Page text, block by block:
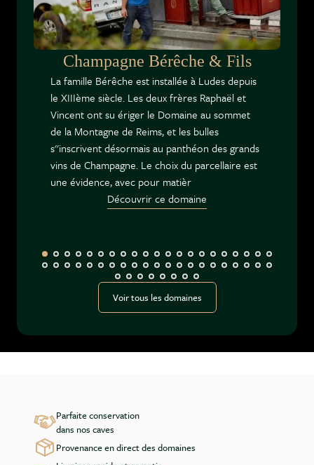
Champagne Bérêche & Fils
La famille Bérêche est installée à Ludes depuis
le XIIIème siècle. Les deux frères Raphaël et
Vincent ont su ériger le Domaine au sommet
de la Montagne de Reims, et les bulles
s''inscrivent désormais au panthéon des grands
vins de Champagne. Le choix du parcellaire est
une évidence, avec pour matièr
Découvrir ce domaine
Voir tous les domaines
Parfaite conservation
dans nos caves
Provenance en direct des domaines